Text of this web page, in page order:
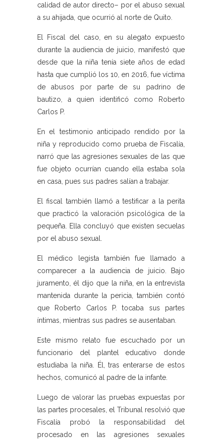
calidad de autor directo– por el abuso sexual
a su ahijada, que ocurrió al norte de Quito.
El Fiscal del caso, en su alegato expuesto
durante la audiencia de juicio, manifestó que
desde que la niña tenía siete años de edad
hasta que cumplió los 10, en 2016, fue víctima
de abusos por parte de su padrino de
bautizo, a quien identificó como Roberto
Carlos P.
En el testimonio anticipado rendido por la
niña y reproducido como prueba de Fiscalía,
narró que las agresiones sexuales de las que
fue objeto ocurrían cuando ella estaba sola
en casa, pues sus padres salían a trabajar.
El fiscal también llamó a testificar a la perita
que practicó la valoración psicológica de la
pequeña. Ella concluyó que existen secuelas
por el abuso sexual.
El médico legista también fue llamado a
comparecer a la audiencia de juicio. Bajo
juramento, él dijo que la niña, en la entrevista
mantenida durante la pericia, también contó
que Roberto Carlos P. tocaba sus partes
íntimas, mientras sus padres se ausentaban.
Este mismo relato fue escuchado por un
funcionario del plantel educativo donde
estudiaba la niña. Él, tras enterarse de estos
hechos, comunicó al padre de la infante.
Luego de valorar las pruebas expuestas por
las partes procesales, el Tribunal resolvió que
Fiscalía probó la responsabilidad del
procesado en las agresiones sexuales